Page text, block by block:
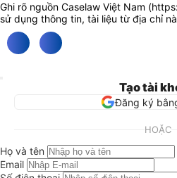
Ghi rõ nguồn Caselaw Việt Nam (
sử dụng thông tin, tài liệu từ địa chỉ
Tạo tài
Đăng ký
HOẶC
Họ và tên
Email